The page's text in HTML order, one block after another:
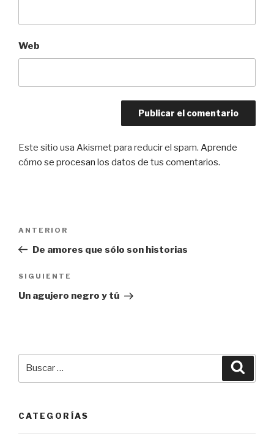
Web
Este sitio usa Akismet para reducir el spam. Aprende
cómo se procesan los datos de tus comentarios.
entradas
Entrada
anterior:
ANTERIOR
De amores que sólo son historias
Siguiente
entrada
SIGUIENTE
Un agujero negro y tú
CATEGORÍAS